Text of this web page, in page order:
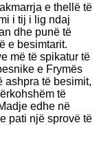
e thellë të
i tij i lig ndaj
dhe punë të
e besimtarit.
më të spikatur të
e Frymës
ashpra të besimit,
të
edhe në
pati një sprovë të